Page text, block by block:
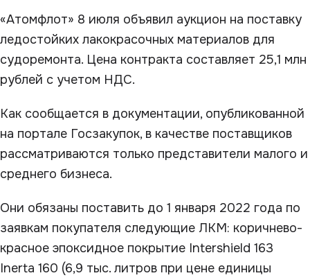
«Атомфлот» 8 июля объявил аукцион на поставку
ледостойких лакокрасочных материалов для
судоремонта. Цена контракта составляет 25,1 млн
рублей с учетом НДС.
Как сообщается в документации, опубликованной
на портале Госзакупок, в качестве поставщиков
рассматриваются только представители малого и
среднего бизнеса.
Они обязаны поставить до 1 января 2022 года по
заявкам покупателя следующие ЛКМ: коричнево-
красное эпоксидное покрытие Intershield 163
Inerta 160 (6,9 тыс. литров при цене единицы